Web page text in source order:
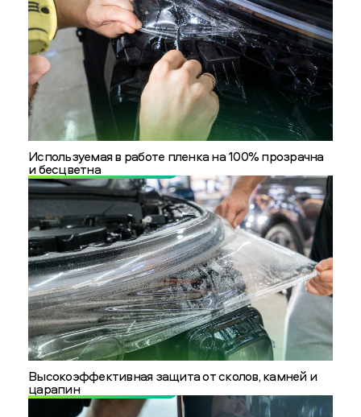
Используемая в работе пленка на 100% прозрачна
и бесцветна
Высокоэффективная защита от сколов, камней и
царапин